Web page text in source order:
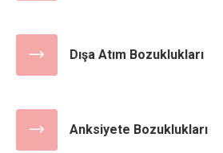
Dışa Atım Bozuklukları
Anksiyete Bozuklukları